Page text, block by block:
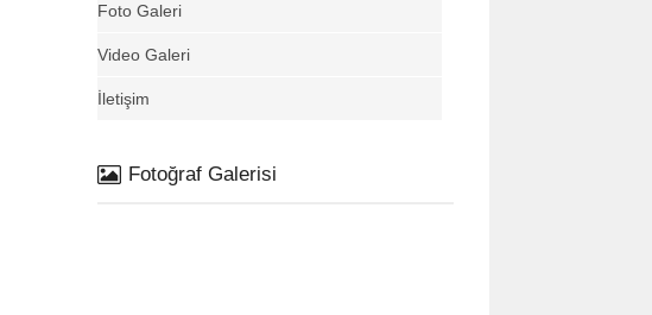
Foto Galeri
Video Galeri
İletişim
Fotoğraf Galerisi